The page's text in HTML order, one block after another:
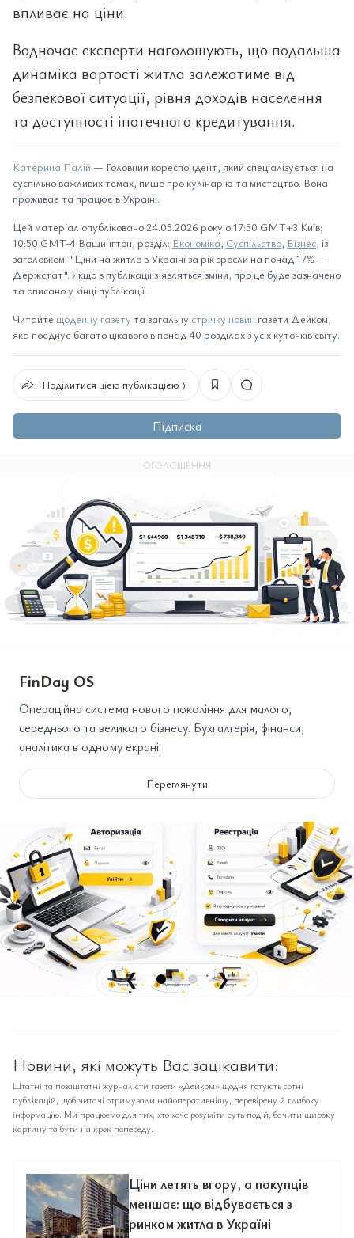
впливає на ціни.
Водночас експерти наголошують, що подальша
динаміка вартості житла залежатиме від
безпекової ситуації, рівня доходів населення
та доступності іпотечного кредитування.
Катерина Палій — Головний кореспондент, який спеціалізується на
суспільно важливих темах, пише про кулінарію та мистецтво. Вона
проживає та працює в Україні.
Цей матеріал опубліковано 24.05.2026 року о 17:50 GMT+3 Київ;
10:50 GMT-4 Вашингтон, розділ: Економіка, Суспільство, Бізнес, із
заголовком: "Ціни на житло в Україні за рік зросли на понад 17% —
Держстат". Якщо в публікації з'являться зміни, про це буде зазначено
та описано у кінці публікації.
Читайте щоденну газету та загальну стрічку новин газети Дейком,
яка поєднує багато цікавого в понад 40 розділах з усіх куточків світу.
Поділитися цією публікацією ⟩
Підписка
ОГОЛОШЕННЯ
FinDay OS
Операційна система нового покоління для малого,
середнього та великого бізнесу. Бухгалтерія, фінанси,
аналітика в одному екрані.
Переглянути
❮ ❯
Новини, які можуть Вас зацікавити:
Штатні та позаштатні журналісти газети «Дейком» щодня готують сотні
публікацій, щоб читачі отримували найоперативнішу, перевірену й глибоку
інформацію. Ми працюємо для тих, хто хоче розуміти суть подій, бачити широку
картину та бути на крок попереду.
Ціни летять вгору, а покупців
меншає: що відбувається з
ринком житла в Україні